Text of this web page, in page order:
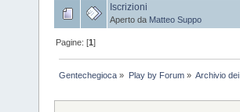
Iscrizioni
Aperto da Matteo Suppo
Pagine: [1]
Gentechegioca » Play by Forum» Archivio